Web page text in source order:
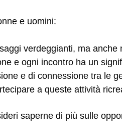
e uomini:
verdeggianti, ma
e ogni incontro ha un
e di connessione tra le
a queste attività
saperne di più sulle